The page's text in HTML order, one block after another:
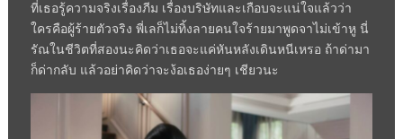
ที่เธอรู้ความจริงเรื่องภีม เรื่องบริษัทและเกือบจะแน่ใจแล้วว่า
ใครคือผู้ร้ายตัวจริง พี่เลก็ไม่ทิ้งลายคนใจร้ายมาพูดจาไม่เข้าหู นี่
รัณในชีวิตที่สองนะคิดว่าเธอจะแค่หันหลังเดินหนีเหรอ ถ้าด่ามา
ก็ด่ากลับ แล้วอย่าคิดว่าจะง้อเธอง่ายๆ เชียวนะ